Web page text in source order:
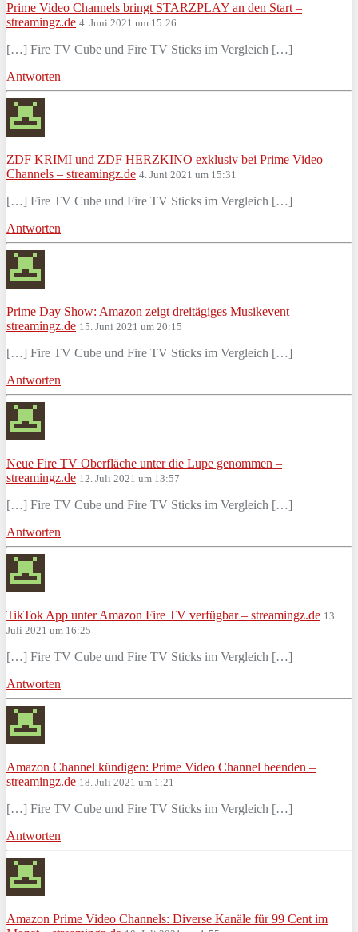
Prime Video Channels bringt STARZPLAY an den Start –
streamingz.de 4. Juni 2021 um 15:26
[…] Fire TV Cube und Fire TV Sticks im Vergleich […]
Antworten
ZDF KRIMI und ZDF HERZKINO exklusiv bei Prime Video
Channels – streamingz.de 4. Juni 2021 um 15:31
[…] Fire TV Cube und Fire TV Sticks im Vergleich […]
Antworten
Prime Day Show: Amazon zeigt dreitägiges Musikevent –
streamingz.de 15. Juni 2021 um 20:15
[…] Fire TV Cube und Fire TV Sticks im Vergleich […]
Antworten
Neue Fire TV Oberfläche unter die Lupe genommen –
streamingz.de 12. Juli 2021 um 13:57
[…] Fire TV Cube und Fire TV Sticks im Vergleich […]
Antworten
TikTok App unter Amazon Fire TV verfügbar – streamingz.de 13.
Juli 2021 um 16:25
[…] Fire TV Cube und Fire TV Sticks im Vergleich […]
Antworten
Amazon Channel kündigen: Prime Video Channel beenden –
streamingz.de 18. Juli 2021 um 1:21
[…] Fire TV Cube und Fire TV Sticks im Vergleich […]
Antworten
Amazon Prime Video Channels: Diverse Kanäle für 99 Cent im